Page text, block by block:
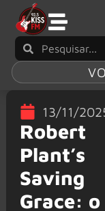
13/11/
Robert
Plant’s
Saving
Grace: o